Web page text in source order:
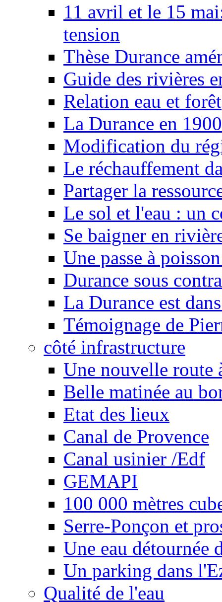
11 avril et le 15
tension
Thèse Durance
Guide des rivières
Relation eau et forêt
La Durance en 1900
Modification du
Le réchauffement
Partager la
Le sol et l'eau : un
Se baigner en
Une passe à
Durance sous
La Durance est
Témoignage de
côté infrastructure
Une nouvelle route
Belle matinée au
Etat des lieux
Canal de Provence
Canal usinier /Edf
GEMAPI
100 000 mètres
Serre-Ponçon et
Une eau détournée
Un parking dans
Qualité de l'eau